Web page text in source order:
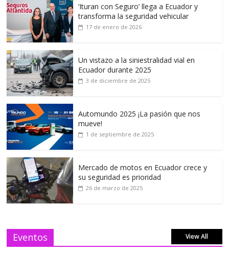
‘Ituran con Seguro’ llega a Ecuador y
transforma la seguridad vehicular
17 de enero de 2026
Un vistazo a la siniestralidad vial en
Ecuador durante 2025
3 de diciembre de 2025
Automundo 2025 ¡La pasión que nos
mueve!
1 de septiembre de 2025
Mercado de motos en Ecuador crece y
su seguridad es prioridad
26 de marzo de 2025
Eventos View All